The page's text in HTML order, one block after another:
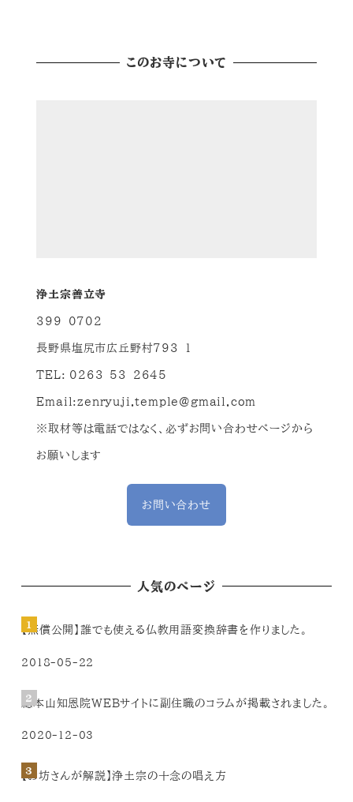
このお寺について
浄土宗善立寺
399-0702
長野県塩尻市広丘野村793-1
TEL: 0263-53-2645
Email:zenryuji.temple@gmail.com
※取材等は電話ではなく、必ずお問い合わせページから
お願いします
お問い合わせ
人気のページ
【無償公開】誰でも使える仏教用語変換辞書を作りました。
2018-05-22
総本山知恩院WEBサイトに副住職のコラムが掲載されました。
2020-12-03
【お坊さんが解説】浄土宗の十念の唱え方